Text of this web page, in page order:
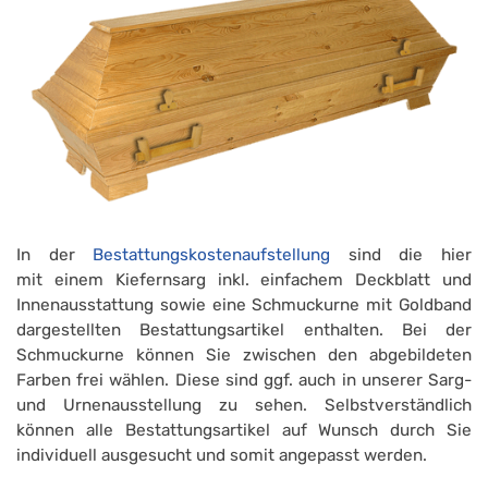
In der Bestattungskostenaufstellung sind die hier
mit einem Kiefernsarg inkl. einfachem Deckblatt und
Innenausstattung sowie eine Schmuckurne mit Goldband
dargestellten Bestattungsartikel enthalten. Bei der
Schmuckurne können Sie zwischen den abgebildeten
Farben frei wählen. Diese sind ggf. auch in unserer Sarg-
und Urnenausstellung zu sehen. Selbstverständlich
können alle Bestattungsartikel auf Wunsch durch Sie
individuell ausgesucht und somit angepasst werden.